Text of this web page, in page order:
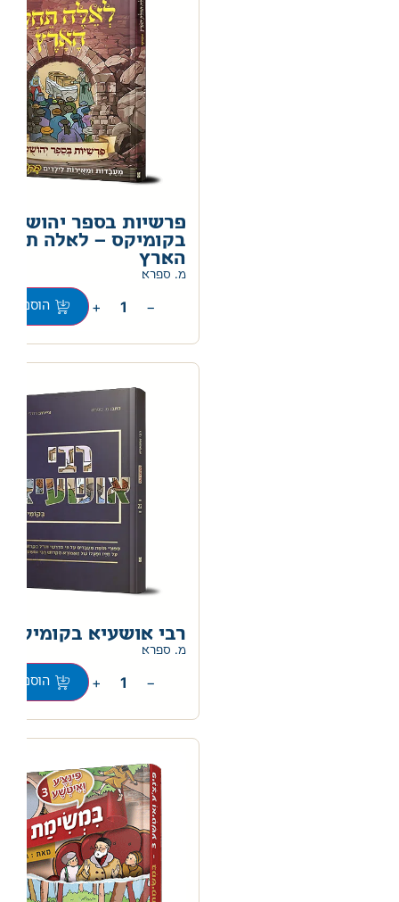
פרשיות בספר יהושע
בקומיקס – לאלה
הארץ
מ. ספרא
−
+ הוספה
רבי אושעיא בקומיקס
מ. ספרא
−
+ הוספה